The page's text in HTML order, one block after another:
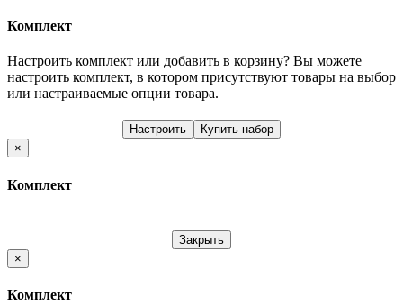
Комплект
Настроить комплект или добавить в корзину? Вы можете
настроить комплект, в котором присутствуют товары на выбор
или настраиваемые опции товара.
Настроить
Купить набор
×
Комплект
Закрыть
×
Комплект